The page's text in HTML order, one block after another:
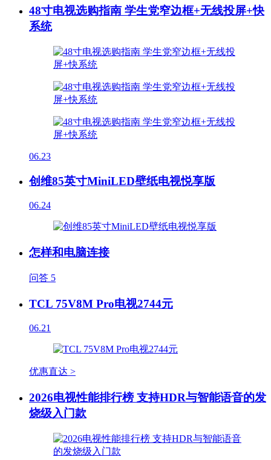
48寸电视选购指南 学生党窄边框+无线投屏+快
系统
06.23
创维85英寸MiniLED壁纸电视悦享版
06.24
怎样和电脑连接
问答 5
TCL 75V8M Pro电视2744元
06.21
优惠直达 >
2026电视性能排行榜 支持HDR与智能语音的发
烧级入门款